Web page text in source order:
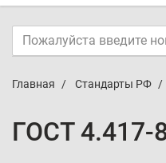
Главная Стандарты РФ
ГОСТ 4.417-